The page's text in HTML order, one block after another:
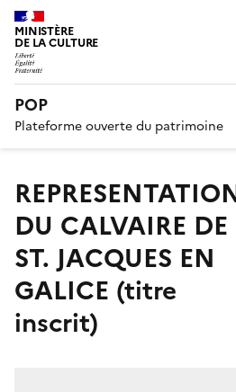
MINISTÈRE
DE LA CULTURE
POP
Plateforme ouverte du patrimoine
REPRESENTATION
DU CALVAIRE DE
ST. JACQUES EN
GALICE (titre
inscrit)